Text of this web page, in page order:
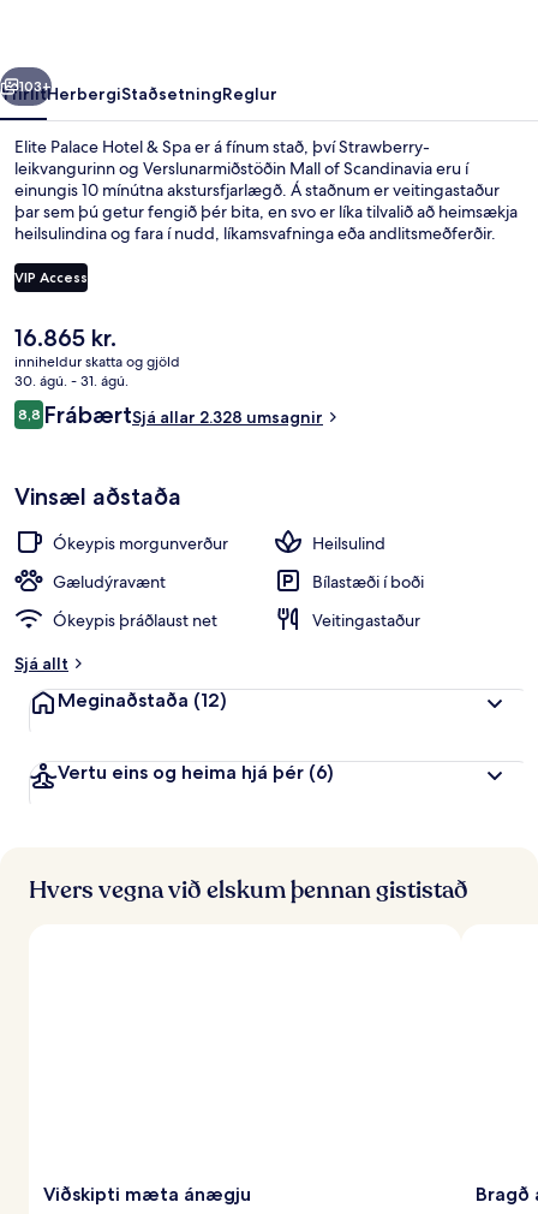
Næsta
103+
YfirlitHerbergiStaðsetningReglur
Elite Palace Hotel & Spa er á fínum stað, því Strawberry-
leikvangurinn og Verslunarmiðstöðin Mall of Scandinavia eru í
einungis 10 mínútna akstursfjarlægð. Á staðnum er veitingastaður
þar sem þú getur fengið þér bita, en svo er líka tilvalið að heimsækja
heilsulindina og fara í nudd, líkamsvafninga eða andlitsmeðferðir.
bar/setustofa, líkamsræktarstöð og líkamsræktaraðstaða. Aðrir gestir
hafa sagt að meðal helstu kosta gististaðarins sé hjálpsamt starfsfólk.
lestarstöðin er í 12 mínútna göngufjarlægð.
VIP Access
Núverandi
verð
er
16.865 kr.
16.865 kr.
inniheldur skatta og gjöld
30. ágú. - 31. ágú.
Umsagnir
8,88,8 af 10
FrábærtSjá allar 2.328 umsagnir
Vinsæl aðstaða
Ókeypis morgunverður
Heilsulind
Gæludýravænt
Bílastæði í boði
Ókeypis þráðlaust net
Veitingastaður
Sjá allt
Meginaðstaða (12)
Vertu eins og heima hjá þér (6)
Hvers vegna við elskum þennan gististað
Viðskipti mæta ánægju Bragð